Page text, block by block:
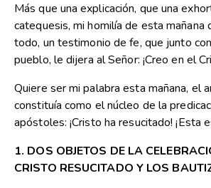
Más que una explicación, que una
catequesis, mi homilía de esta mañana
todo, un testimonio de fe, que junto
pueblo, le dijera al Señor: ¡Creo en el
Quiere ser mi palabra esta mañana, el
constituía como el núcleo de la
apóstoles: ¡Cristo ha resucitado! ¡Esta
1. DOS OBJETOS DE LA
CRISTO RESUCITADO Y LOS